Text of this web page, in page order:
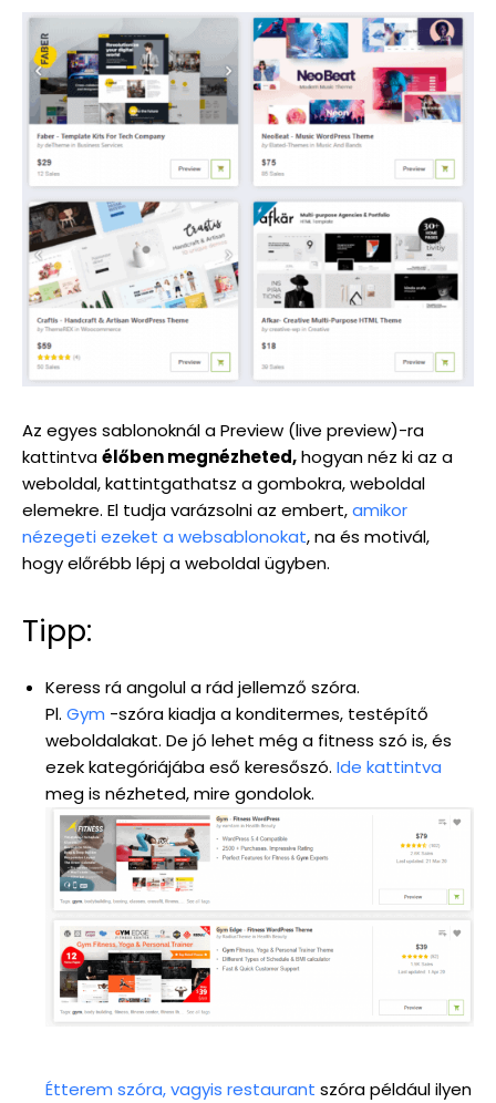
Az egyes sablonoknál a Preview (live preview)-ra
kattintvaélőben megnézheted,hogyan néz ki az a
weboldal, kattintgathatsz a gombokra, weboldal
elemekre. El tudja varázsolni az embert,amikor
nézegeti ezeket a websablonokat, na és motivál,
hogy előrébb lépj a weboldal ügyben.
Tipp:
Keress rá angolul a rád jellemző szóra.
Pl. Gym -szóra kiadja a konditermes, testépítő
weboldalakat. De jó lehet még a fitness szó is, és
ezek kategóriájába eső keresőszó. Ide kattintva
meg is nézheted, mire gondolok.
Étterem szóra, vagyis restaurant szóra például ilyen